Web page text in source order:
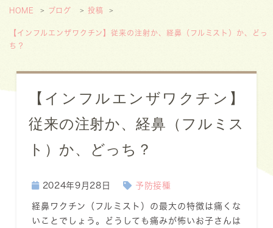
HOME ブログ 投稿
【インフルエンザワクチン】従来の注射か、経鼻（フルミスト）か、どっ
ち？
【インフルエンザワクチン】
従来の注射か、経鼻（フルミス
ト）か、どっち？
2024年9月28日 予防接種
経鼻ワクチン（フルミスト）の最大の特徴は痛くな
いことでしょう。どうしても痛みが怖いお子さんは